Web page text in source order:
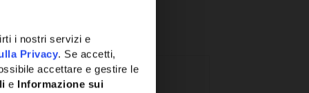
i nostri servizi e
Privacy. Se accetti,
accettare e gestire le
e Informazione sui